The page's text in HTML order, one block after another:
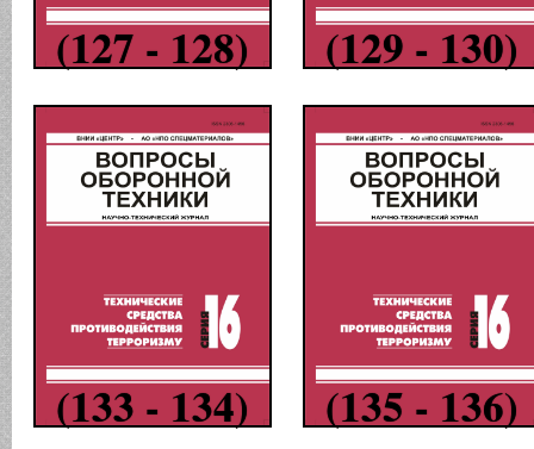
(127 - 128) (129 - 130)
(133 - 134) (135 - 136)